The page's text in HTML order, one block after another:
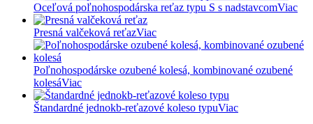
Oceľová poľnohospodárska reťaz typu S s nadstavcomViac
Presná valčeková reťazViac
Poľnohospodárske ozubené kolesá, kombinované ozubené
kolesáViac
Štandardné jednokb-reťazové koleso typuViac